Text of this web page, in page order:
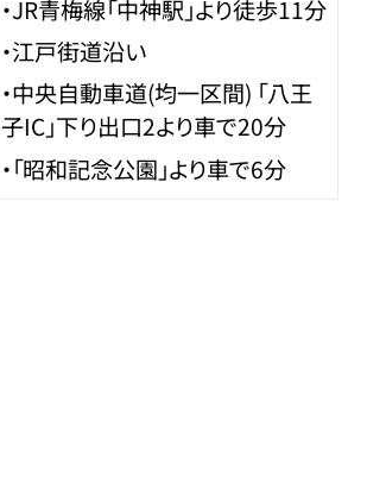
・JR青梅線「中神駅」より徒歩11分
・江戸街道沿い
・中央自動車道(均一区間) 「八王
子IC」下り出口2より車で20分
・「昭和記念公園」より車で6分